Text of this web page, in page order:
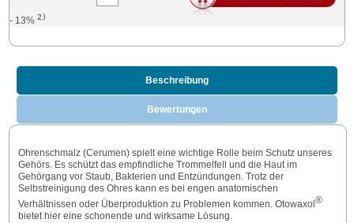
- 13%2)
Beschreibung
Bewertungen
Ohrenschmalz (Cerumen) spielt eine wichtige Rolle beim Schutz unseres
Gehörs. Es schützt das empfindliche Trommelfell und die Haut im
Gehörgang vor Staub, Bakterien und Entzündungen. Trotz der
Selbstreinigung des Ohres kann es bei engen anatomischen
Verhältnissen oder Überproduktion zu Problemen kommen. Otowaxol ®
bietet hier eine schonende und wirksame Lösung.